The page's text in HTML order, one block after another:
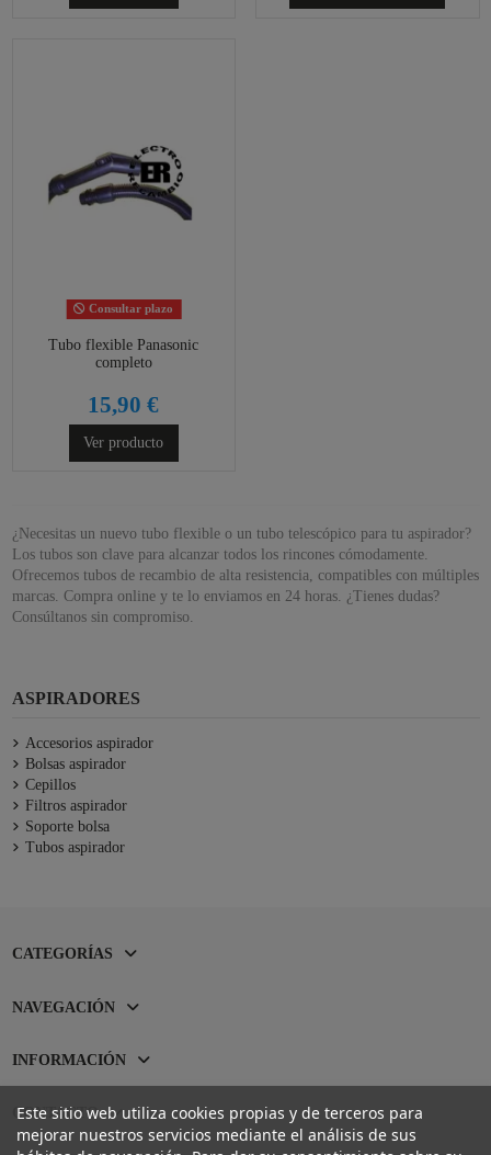
Consultar plazo
Tubo flexible Panasonic
completo
15,90 €
Ver producto
¿Necesitas un nuevo tubo flexible o un tubo telescópico para tu aspirador?
Los tubos son clave para alcanzar todos los rincones cómodamente.
Ofrecemos tubos de recambio de alta resistencia, compatibles con múltiples
marcas. Compra online y te lo enviamos en 24 horas. ¿Tienes dudas?
Consúltanos sin compromiso.
ASPIRADORES
Accesorios aspirador
Bolsas aspirador
Cepillos
Filtros aspirador
Soporte bolsa
Tubos aspirador
CATEGORÍAS
NAVEGACIÓN
INFORMACIÓN
CONTACTO
Este sitio web utiliza cookies propias y de terceros para
mejorar nuestros servicios mediante el análisis de sus